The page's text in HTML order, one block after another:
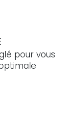
pour vous